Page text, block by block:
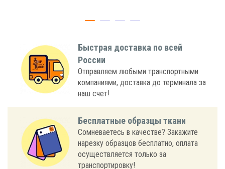
Быстрая доставка по всей
России
Отправляем любыми транспортными
компаниями, доставка до терминала за
наш счет!
Бесплатные образцы ткани
Сомневаетесь в качестве? Закажите
нарезку образцов бесплатно, оплата
осуществляется только за
транспортировку!